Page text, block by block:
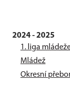
2024 - 2025
1. liga
Mládež
Okresní